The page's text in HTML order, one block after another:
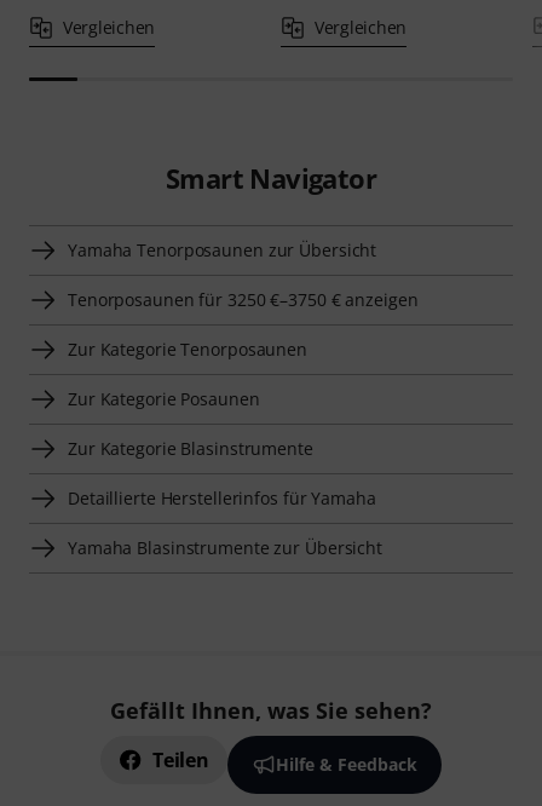
Vergleichen Vergleichen
Smart Navigator
Yamaha Tenorposaunen zur Übersicht
Tenorposaunen für 3250 €–3750 € anzeigen
Zur Kategorie Tenorposaunen
Zur Kategorie Posaunen
Zur Kategorie Blasinstrumente
Detaillierte Herstellerinfos für Yamaha
Yamaha Blasinstrumente zur Übersicht
Gefällt Ihnen, was Sie sehen?
Teilen Hilfe & Feedback